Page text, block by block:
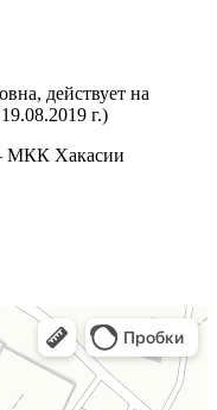
действует на
г.)
МКК Хакасии